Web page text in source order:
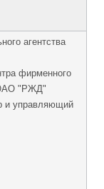
агентства
фирменного
ОАО "РЖД"
и управляющий